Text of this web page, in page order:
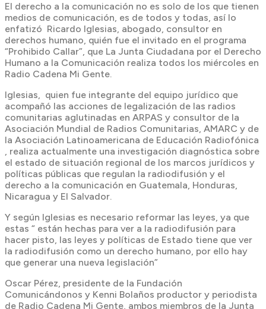
El derecho a la comunicación no es solo de los que tienen
medios de comunicación, es de todos y todas, así lo
enfatizó Ricardo Iglesias, abogado, consultor en
derechos humano, quién fue el invitado en el programa
“Prohibido Callar”, que La Junta Ciudadana por el Derecho
Humano a la Comunicación realiza todos los miércoles en
Radio Cadena Mi Gente.
Iglesias, quien fue integrante del equipo jurídico que
acompañó las acciones de legalización de las radios
comunitarias aglutinadas en ARPAS y consultor de la
Asociación Mundial de Radios Comunitarias, AMARC y de
la Asociación Latinoamericana de Educación Radiofónica
, realiza actualmente una investigación diagnóstica sobre
el estado de situación regional de los marcos jurídicos y
políticas públicas que regulan la radiodifusión y el
derecho a la comunicación en Guatemala, Honduras,
Nicaragua y El Salvador.
Y según Iglesias es necesario reformar las leyes, ya que
estas “ están hechas para ver a la radiodifusión para
hacer pisto, las leyes y políticas de Estado tiene que ver
la radiodifusión como un derecho humano, por ello hay
que generar una nueva legislación”
Oscar Pérez, presidente de la Fundación
Comunicándonos y Kenni Bolaños productor y periodista
de Radio Cadena Mi Gente, ambos miembros de la Junta